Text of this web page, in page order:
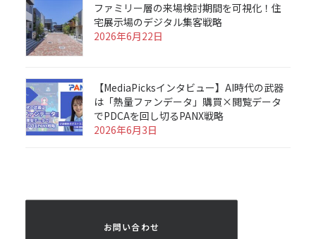
ファミリー層の来場検討期間を可視化！住
宅展示場のデジタル集客戦略
2026年6月22日
【MediaPicksインタビュー】AI時代の武器
は「熱量ファンデータ」購買×閲覧データ
でPDCAを回し切るPANX戦略
2026年6月3日
お問い合わせ